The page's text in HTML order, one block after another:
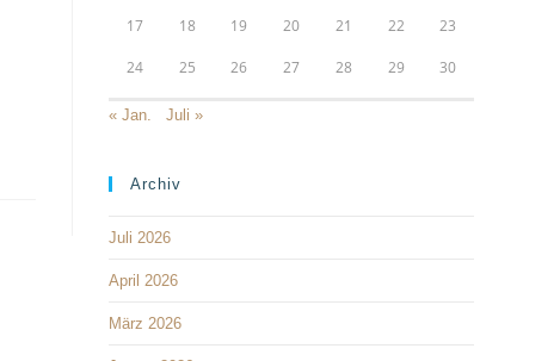
17 18 19 20 21 22 23
24 25 26 27 28 29 30
« Jan. Juli »
Archiv
Juli 2026
April 2026
März 2026